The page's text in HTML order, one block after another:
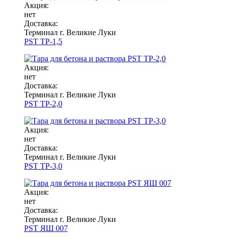
Акция:
нет
Доставка:
Терминал г. Великие Луки
PST ТР-1,5
Акция:
нет
Доставка:
Терминал г. Великие Луки
PST ТР-2,0
Акция:
нет
Доставка:
Терминал г. Великие Луки
PST ТР-3,0
Акция:
нет
Доставка:
Терминал г. Великие Луки
PST ЯШ 007